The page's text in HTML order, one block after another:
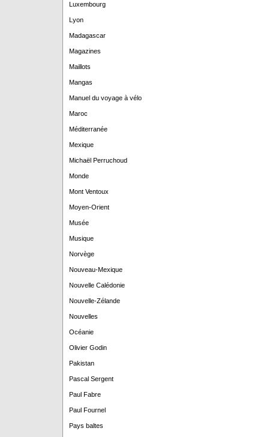
Luxembourg
Lyon
Madagascar
Magazines
Maillots
Mangas
Manuel du voyage à vélo
Maroc
Méditerranée
Mexique
Michaël Perruchoud
Monde
Mont Ventoux
Moyen-Orient
Musée
Musique
Norvège
Nouveau-Mexique
Nouvelle Calédonie
Nouvelle-Zélande
Nouvelles
Océanie
Olivier Godin
Pakistan
Pascal Sergent
Paul Fabre
Paul Fournel
Pays baltes